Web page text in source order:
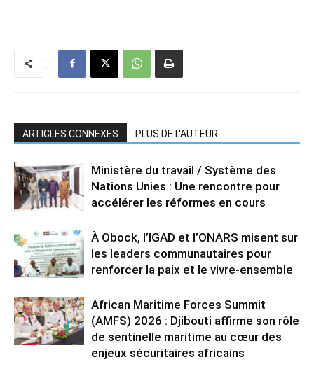
ARTICLES CONNEXES PLUS DE L'AUTEUR
Ministère du travail / Système des
Nations Unies : Une rencontre pour
accélérer les réformes en cours
À Obock, l’IGAD et l’ONARS misent sur
les leaders communautaires pour
renforcer la paix et le vivre-ensemble
African Maritime Forces Summit
(AMFS) 2026 : Djibouti affirme son rôle
de sentinelle maritime au cœur des
enjeux sécuritaires africains